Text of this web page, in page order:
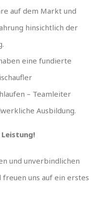
auf dem Markt und
hinsichtlich der
eine fundierte
– Teamleiter
Ausbildung.
Leistung!
und unverbindlichen
uns auf ein erstes